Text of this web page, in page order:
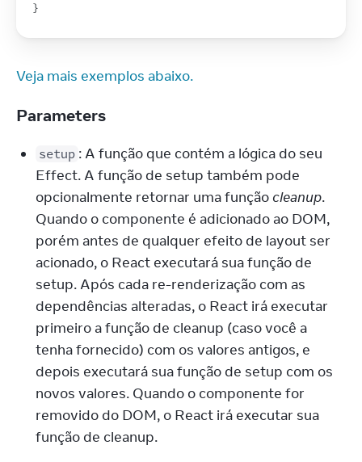
}
Veja mais exemplos abaixo.
Parameters
setup : A função que contém a lógica do seu
Effect. A função de setup também pode
opcionalmente retornar uma função cleanup.
Quando o componente é adicionado ao DOM,
porém antes de qualquer efeito de layout ser
acionado, o React executará sua função de
setup. Após cada re-renderização com as
dependências alteradas, o React irá executar
primeiro a função de cleanup (caso você a
tenha fornecido) com os valores antigos, e
depois executará sua função de setup com os
novos valores. Quando o componente for
removido do DOM, o React irá executar sua
função de cleanup.